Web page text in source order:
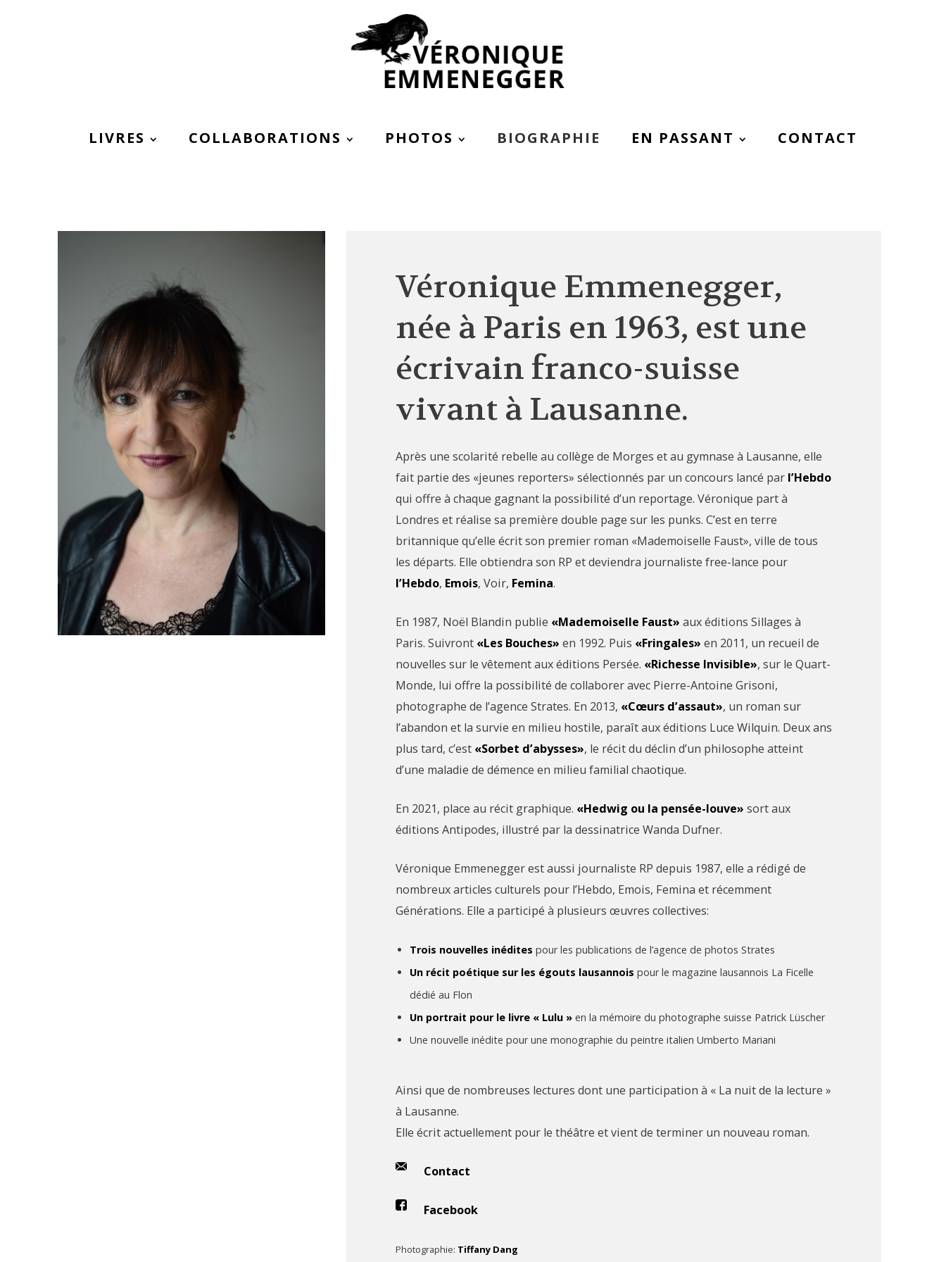
LIVRES COLLABORATIONS PHOTOS BIOGRAPHIE EN PASSANT CONTACT
Véronique Emmenegger,
née à Paris en 1963, est une
écrivain franco-suisse
vivant à Lausanne.
Après une scolarité rebelle au collège de Morges et au gymnase à Lausanne, elle
fait partie des «jeunes reporters» sélectionnés par un concours lancé par l’Hebdo
qui offre à chaque gagnant la possibilité d’un reportage. Véronique part à
Londres et réalise sa première double page sur les punks. C’est en terre
britannique qu’elle écrit son premier roman «Mademoiselle Faust», ville de tous
les départs. Elle obtiendra son RP et deviendra journaliste free-lance pour
l’Hebdo, Emois, Voir, Femina.
En 1987, Noël Blandin publie «Mademoiselle Faust» aux éditions Sillages à
Paris. Suivront «Les Bouches» en 1992. Puis «Fringales» en 2011, un recueil de
nouvelles sur le vêtement aux éditions Persée. «Richesse Invisible», sur le Quart-
Monde, lui offre la possibilité de collaborer avec Pierre-Antoine Grisoni,
photographe de l’agence Strates. En 2013, «Cœurs d’assaut», un roman sur
l’abandon et la survie en milieu hostile, paraît aux éditions Luce Wilquin. Deux ans
plus tard, c’est «Sorbet d’abysses», le récit du déclin d’un philosophe atteint
d’une maladie de démence en milieu familial chaotique.
En 2021, place au récit graphique. «Hedwig ou la pensée-louve» sort aux
éditions Antipodes, illustré par la dessinatrice Wanda Dufner.
Véronique Emmenegger est aussi journaliste RP depuis 1987, elle a rédigé de
nombreux articles culturels pour l’Hebdo, Emois, Femina et récemment
Générations. Elle a participé à plusieurs œuvres collectives:
Trois nouvelles inédites pour les publications de l’agence de photos Strates
Un récit poétique sur les égouts lausannois pour le magazine lausannois La Ficelle
dédié au Flon
Un portrait pour le livre « Lulu » en la mémoire du photographe suisse Patrick Lüscher
Une nouvelle inédite pour une monographie du peintre italien Umberto Mariani
Ainsi que de nombreuses lectures dont une participation à « La nuit de la lecture »
à Lausanne.
Elle écrit actuellement pour le théâtre et vient de terminer un nouveau roman.
Contact
Facebook
Photographie: Tiffany Dang